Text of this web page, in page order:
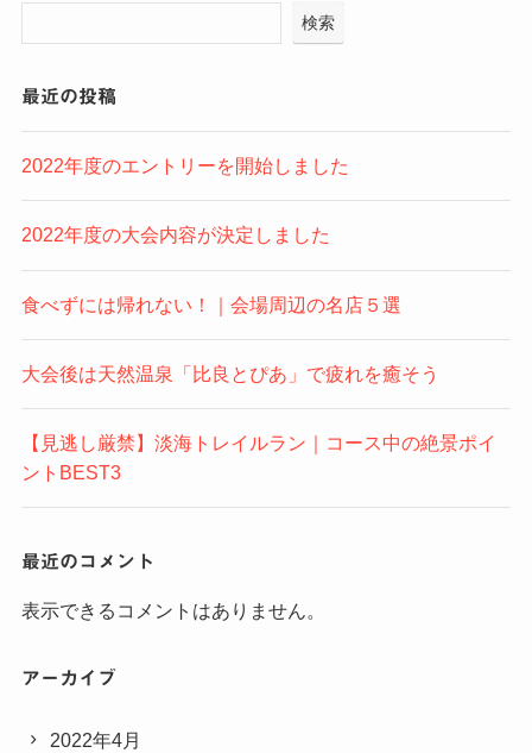
検索
最近の投稿
2022年度のエントリーを開始しました
2022年度の大会内容が決定しました
食べずには帰れない！｜会場周辺の名店５選
大会後は天然温泉「比良とぴあ」で疲れを癒そう
【見逃し厳禁】淡海トレイルラン｜コース中の絶景ポイ
ントBEST3
最近のコメント
表示できるコメントはありません。
アーカイブ
2022年4月